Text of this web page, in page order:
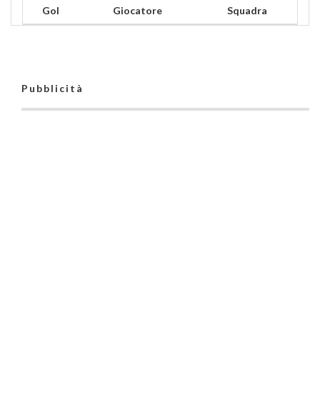
Gol Giocatore Squadra
Pubblicità